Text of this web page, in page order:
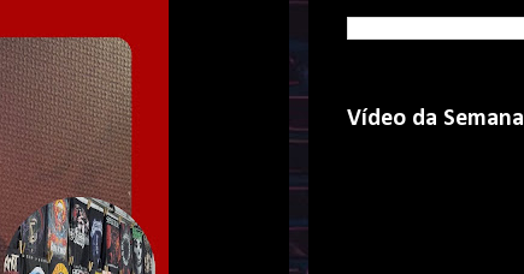
Vídeo da Semana